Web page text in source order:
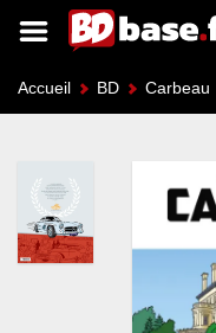
Accueil BD Carbeau